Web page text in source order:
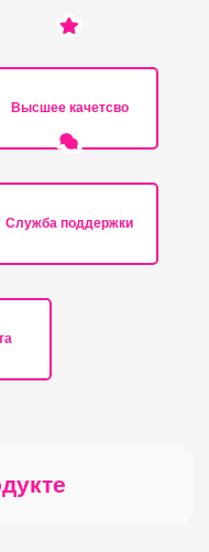
Высшее качетсво
Служба поддержки